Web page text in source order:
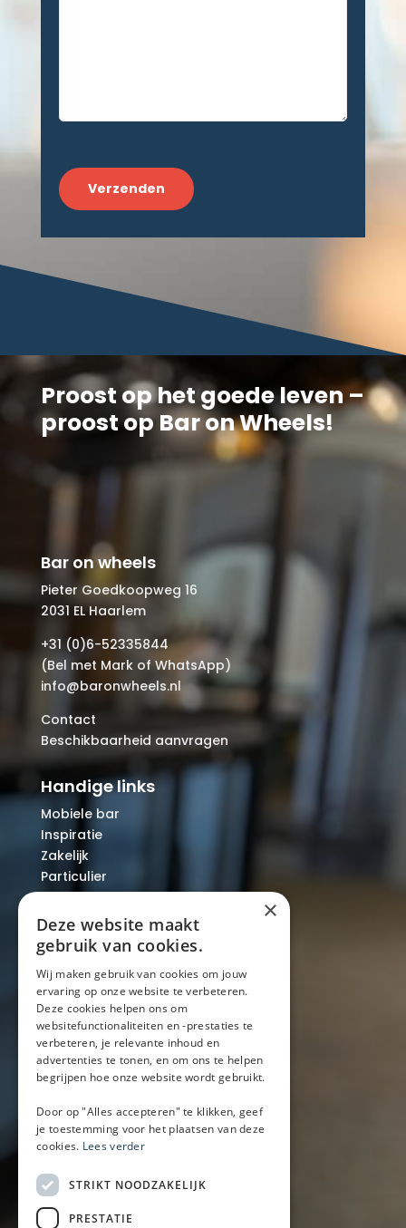
Proost op het goede leven –
proost op Bar on Wheels!
Bar on wheels
Pieter Goedkoopweg 16
2031 EL Haarlem
+31 (0)6-52335844
(Bel met Mark of WhatsApp)
info@baronwheels.nl
Contact
Beschikbaarheid aanvragen
Handige links
Mobiele bar
Inspiratie
Zakelijk
Particulier
Over ons
Blog
Locaties
Mobiele bar
Mobiele bar huren
Bier/wijn/fris bar
Champagnebar
Wijnbar
Aperol spritz bar
Arrangementen
Lunch
×
Deze website maakt
gebruik van cookies.
Wij maken gebruik van cookies om jouw
ervaring op onze website te verbeteren.
Deze cookies helpen ons om
websitefunctionaliteiten en -prestaties te
verbeteren, je relevante inhoud en
advertenties te tonen, en om ons te helpen
begrijpen hoe onze website wordt gebruikt.
Door op "Alles accepteren" te klikken, geef
je toestemming voor het plaatsen van deze
cookies. Lees verder
STRIKT NOODZAKELIJK
PRESTATIE